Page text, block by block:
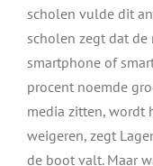
scholen vulde dit
scholen zegt dat de
smartphone of
procent noemde
media zitten, wordt
weigeren, zegt
de boot valt. Maar